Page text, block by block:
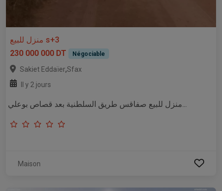
منزل للبيع s+3
230 000 000 DT
Négociable
Sakiet Eddaïer,Sfax
Il y 2 jours
Maison